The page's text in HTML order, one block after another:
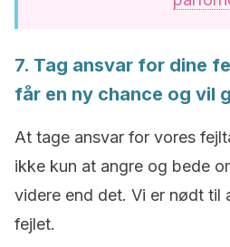
7. Tag ansvar for dine
får en ny chance og vil
At tage ansvar for vores
ikke kun at angre og bede
videre end det. Vi er nødt til
fejlet.